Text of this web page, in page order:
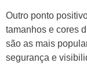
Outro ponto
tamanhos e cores
são as mais
segurança e